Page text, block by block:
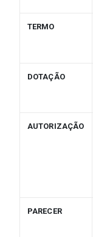
TERMO
DOTAÇÃO
AUTORIZAÇÃO
PARECER